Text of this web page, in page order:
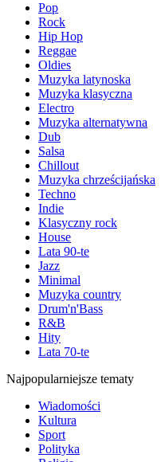
Pop
Rock
Hip Hop
Reggae
Oldies
Muzyka latynoska
Muzyka klasyczna
Electro
Muzyka alternatywna
Dub
Salsa
Chillout
Muzyka chrześcijańska
Techno
Indie
Klasyczny rock
House
Lata 90-te
Jazz
Minimal
Muzyka country
Drum'n'Bass
R&B
Hity
Lata 70-te
Najpopularniejsze tematy
Wiadomości
Kultura
Sport
Polityka